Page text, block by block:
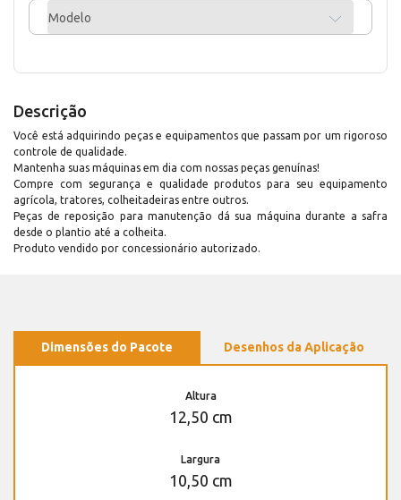
Modelo
Descrição
Você está adquirindo peças e equipamentos que passam por um rigoroso
controle de qualidade.
Mantenha suas máquinas em dia com nossas peças genuínas!
Compre com segurança e qualidade produtos para seu equipamento
agrícola, tratores, colheitadeiras entre outros.
Peças de reposição para manutenção dá sua máquina durante a safra
desde o plantio até a colheita.
Produto vendido por concessionário autorizado.
Dimensões do Pacote Desenhos da Aplicação
Altura
12,50 cm
Largura
10,50 cm